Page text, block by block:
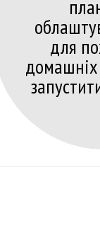
для